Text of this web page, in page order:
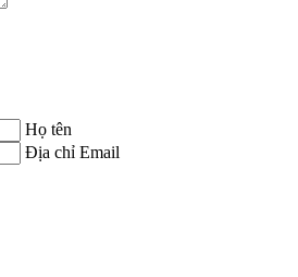
Họ tên
Địa chỉ Email